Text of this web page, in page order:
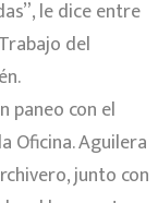
le dice entre
del
paneo con el
Oficina. Aguilera
junto con